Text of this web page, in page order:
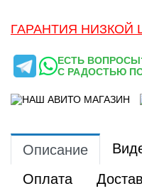
ГАРАНТИЯ НИЗКОЙ
ЕСТЬ
С РАДОСТЬЮ
Описание
Оплата